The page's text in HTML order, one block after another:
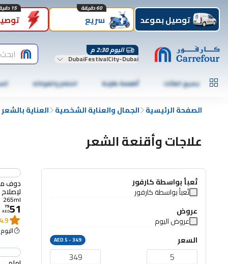
توصيل بموعد سريع
60 دقيقة 15 دقيقة
اليوم 2:30 م
DubaiFestivalCity-Dubai
جميع الفئات أطعمة طازجة الخضار والفواكه
الصفحة الرئيسية الجمال والعناية الشخصية العناية بالشعر
علاجات وأقنعة الشعر
تُعبأ بواسطة كارفور
تُعبأ بواسطة كارفور
عروض
عروض اليوم
السعر
AED 5 - 349
دوف
لإصلاح
الحيوي
265ml
51
.
79
AED
4.9
اليوم 2:30 م